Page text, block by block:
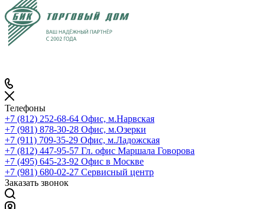
Телефоны
+7 (812) 252-68-64 Офис, м.Нарвская
+7 (981) 878-30-28 Офис, м.Озерки
+7 (911) 709-35-29 Офис, м.Ладожская
+7 (812) 447-95-57 Гл. офис Маршала Говорова
+7 (495) 645-23-92 Офис в Москве
+7 (981) 680-02-27 Сервисный центр
Заказать звонок